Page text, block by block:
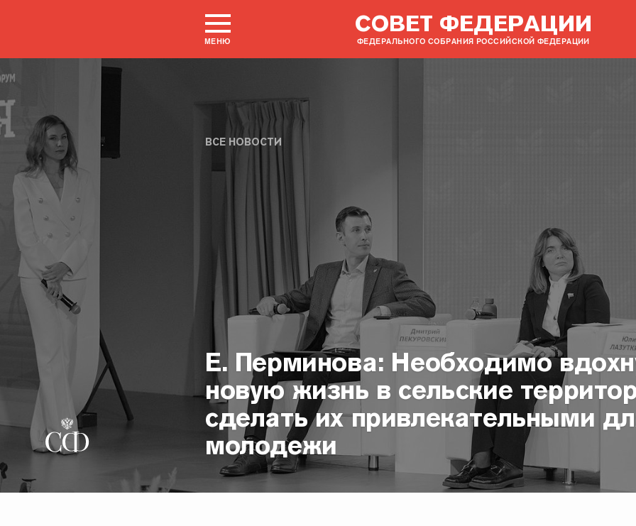
МЕНЮ
СОВЕТ ФЕДЕРАЦИИ
ФЕДЕРАЛЬНОГО СОБРАНИЯ РОССИЙСКОЙ ФЕДЕРАЦИИ
ВСЕ НОВОСТИ
Е. Перминова: Необходимо
новую жизнь в сельские
сделать их привлекательными
молодежи